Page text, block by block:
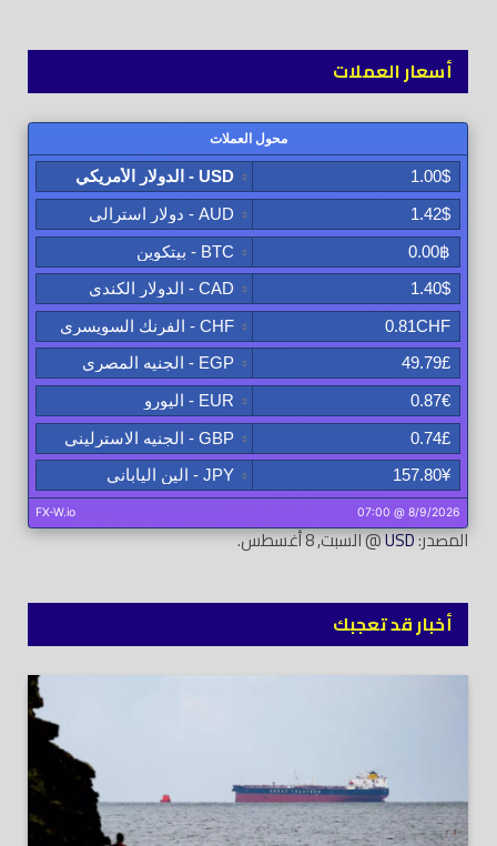
أسعار العملات
المصدر:USD@ السبت, 8 أغسطس.
أخبار قد تعجبك